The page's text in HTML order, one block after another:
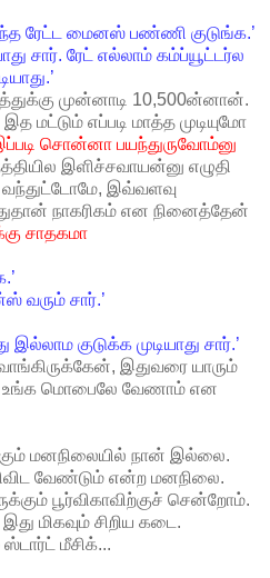
ரேட்ட மைனஸ் பண்ணி குடுங்க.’
சார். ரேட் எல்லாம் கம்ப்யூட்டர்ல
முன்னாடி 10,500ன்னான்.
மட்டும் எப்படி மாத்த முடியுமோ
சொன்னா பயந்துருவோம்னு
இளிச்சவாயன்னு எழுதி
வந்துட்டோமே, இவ்வளவு
நாகரிகம் என நினைத்தேன்
சாதகமா
வரும் சார்.’
குடுக்க முடியாது சார்.’
இதுவரை யாரும்
உங்க மொபைலே வேணாம் என
மனநிலையில் நான் இல்லை.
வேண்டும் என்ற மனநிலை.
பூர்விகாவிற்குச் சென்றோம்.
மிகவும் சிறிய கடை.
மீசிக்...